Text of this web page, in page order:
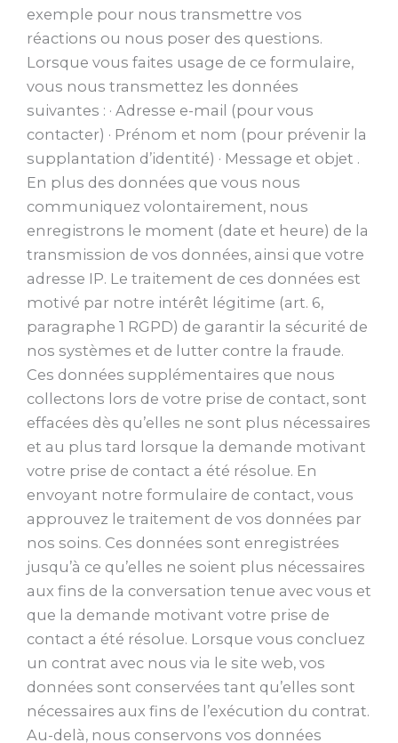
exemple pour nous transmettre vos
réactions ou nous poser des questions.
Lorsque vous faites usage de ce formulaire,
vous nous transmettez les données
suivantes : · Adresse e-mail (pour vous
contacter) · Prénom et nom (pour prévenir la
supplantation d’identité) · Message et objet .
En plus des données que vous nous
communiquez volontairement, nous
enregistrons le moment (date et heure) de la
transmission de vos données, ainsi que votre
adresse IP. Le traitement de ces données est
motivé par notre intérêt légitime (art. 6,
paragraphe 1 RGPD) de garantir la sécurité de
nos systèmes et de lutter contre la fraude.
Ces données supplémentaires que nous
collectons lors de votre prise de contact, sont
effacées dès qu’elles ne sont plus nécessaires
et au plus tard lorsque la demande motivant
votre prise de contact a été résolue. En
envoyant notre formulaire de contact, vous
approuvez le traitement de vos données par
nos soins. Ces données sont enregistrées
jusqu’à ce qu’elles ne soient plus nécessaires
aux fins de la conversation tenue avec vous et
que la demande motivant votre prise de
contact a été résolue. Lorsque vous concluez
un contrat avec nous via le site web, vos
données sont conservées tant qu’elles sont
nécessaires aux fins de l’exécution du contrat.
Au-delà, nous conservons vos données